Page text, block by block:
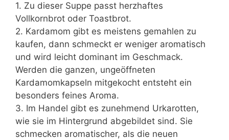
1. Zu dieser Suppe passt herzhaftes
Vollkornbrot oder Toastbrot.
2. Kardamom gibt es meistens gemahlen zu
kaufen, dann schmeckt er weniger aromatisch
und wird leicht dominant im Geschmack.
Werden die ganzen, ungeöffneten
Kardamomkapseln mitgekocht entsteht ein
besonders feines Aroma.
3. Im Handel gibt es zunehmend Urkarotten,
wie sie im Hintergrund abgebildet sind. Sie
schmecken aromatischer, als die neuen